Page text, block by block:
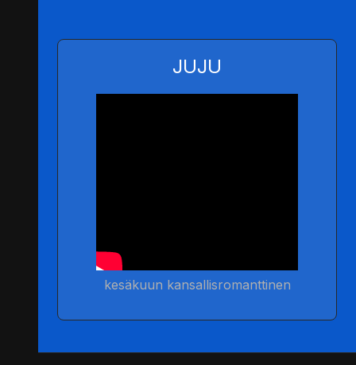
JUJU
kesäkuun kansallisromanttinen